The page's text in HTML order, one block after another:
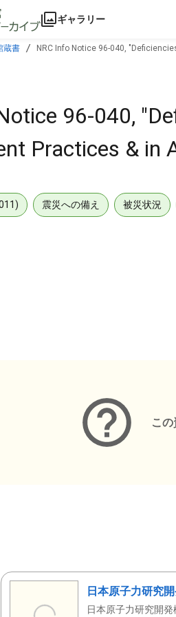
ギャラリー
蔵書 NRC Info Notice 96-040,
96-040,
Practices & in
震災への備え 被災状況
こ
日本原子力研究
日本原子力研究開